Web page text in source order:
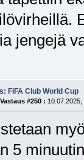
jengejä
FIFA Club World Cup
Vastaus #250 :
5